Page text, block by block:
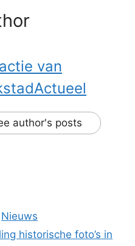
van
author's posts
Nieuws
historische foto’s in